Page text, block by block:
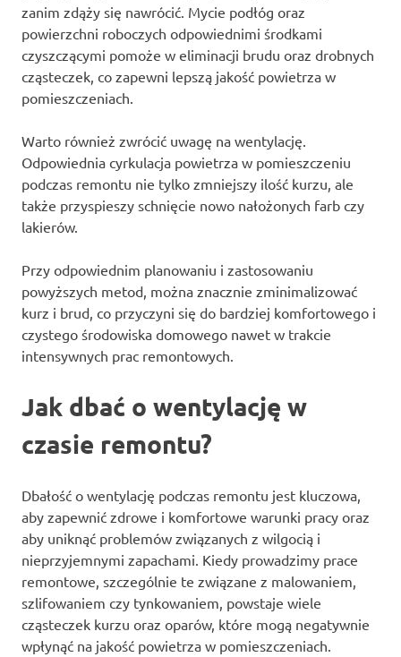
zanim zdąży się nawrócić. Mycie podłóg oraz
powierzchni roboczych odpowiednimi środkami
czyszczącymi pomoże w eliminacji brudu oraz drobnych
cząsteczek, co zapewni lepszą jakość powietrza w
pomieszczeniach.
Warto również zwrócić uwagę na wentylację.
Odpowiednia cyrkulacja powietrza w pomieszczeniu
podczas remontu nie tylko zmniejszy ilość kurzu, ale
także przyspieszy schnięcie nowo nałożonych farb czy
lakierów.
Przy odpowiednim planowaniu i zastosowaniu
powyższych metod, można znacznie zminimalizować
kurz i brud, co przyczyni się do bardziej komfortowego i
czystego środowiska domowego nawet w trakcie
intensywnych prac remontowych.
Jak dbać o wentylację w
czasie remontu?
Dbałość o wentylację podczas remontu jest kluczowa,
aby zapewnić zdrowe i komfortowe warunki pracy oraz
aby uniknąć problemów związanych z wilgocią i
nieprzyjemnymi zapachami. Kiedy prowadzimy prace
remontowe, szczególnie te związane z malowaniem,
szlifowaniem czy tynkowaniem, powstaje wiele
cząsteczek kurzu oraz oparów, które mogą negatywnie
wpłynąć na jakość powietrza w pomieszczeniach.